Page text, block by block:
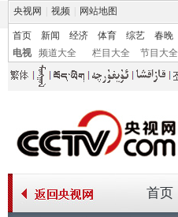
央视网 视频 网站地图
首页 新闻 经济 体育 综艺 春晚
电视
频道大全 栏目大全 节目大全
首页